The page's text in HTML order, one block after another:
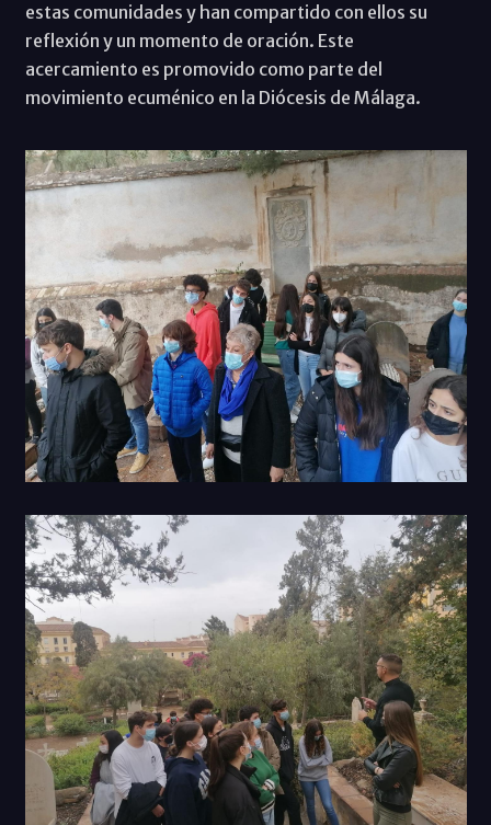
estas comunidades y han compartido con ellos su
reflexión y un momento de oración. Este
acercamiento es promovido como parte del
movimiento ecuménico en la Diócesis de Málaga.